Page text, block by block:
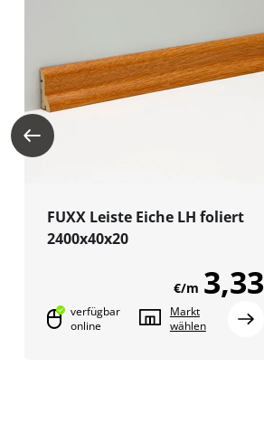
FUXX Leiste Eiche LH foliert
2400x40x20
€/m 3,33
verfügbar
online
Markt
wählen